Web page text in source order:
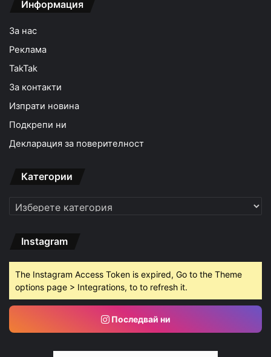
Информация
За нас
Реклама
TakTak
За контакти
Изпрати новина
Подкрепи ни
Декларация за поверителност
Категории
Категории
Instagram
The Instagram Access Token is expired, Go to the Theme
options page > Integrations, to to refresh it.
Последвай ни